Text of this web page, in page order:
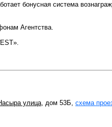
бонусная система
Агентства.
улица, дом 53Б, схема